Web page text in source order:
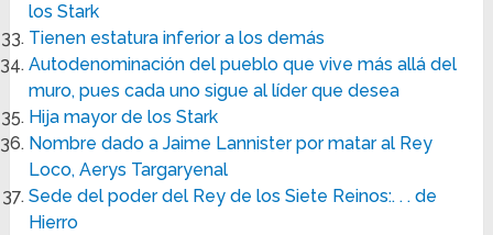
los Stark
Tienen estatura inferior a los demás
Autodenominación del pueblo que vive más allá del
muro, pues cada uno sigue al líder que desea
Hija mayor de los Stark
Nombre dado a Jaime Lannister por matar al Rey
Loco, Aerys Targaryenal
Sede del poder del Rey de los Siete Reinos:. . . de
Hierro